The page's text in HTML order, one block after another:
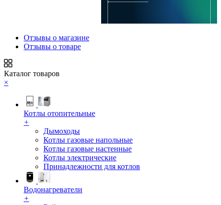
Отзывы о магазине
Отзывы о товаре
Каталог товаров
×
Котлы отопительные
+
Дымоходы
Котлы газовые напольные
Котлы газовые настенные
Котлы электрические
Принадлежности для котлов
Водонагреватели
+